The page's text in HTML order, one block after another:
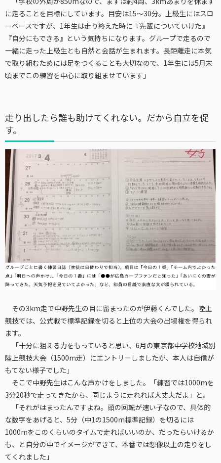
に走ることを目標にしています。目安は15〜30分。上級生にはスロ
ーペースですが、1年生は走り終えた時に『先輩についていけた』
『自分にもできる』という気持ちになります。グループで走るので
一緒に走った上級生とも自然と会話が生まれます。長距離走に本気
で取り組むためには足をつくることも大切なので、1年生には5月末
頃までこの練習を中心に取り組ませています」
走り出したら誰も助けてくれない。だから自立を促
す。
その3km走で中野先生の目に留まったのが伊藤くんでした。陸上
競技では、公式戦で標準記録を切ると上位の大会の出場権を得られ
ます。
「十分に狙える力をもっていると思い、6月の東京都中学校地域別
陸上競技大会（1500m走）にエントリーしましたが、本人は自信が
もてない様子でした」
そこで中野先生はこんな声かけをしました。「練習では1000mを
3分20秒で走ってきたから、同じように走れれば大丈夫だよ」と。
「それがはまったんですよね。頭の回転が速い子なので、具体的
な数字をあげると、5分（中1の1500m標準記録）を切るには
1000mをこのくらいのタイムで走ればいいのか、だったらいけるか
も、と自分の中でイメージができて、本番では想像以上の走りをし
てくれました」